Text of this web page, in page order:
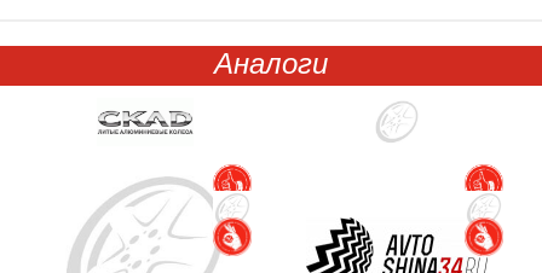
Аналоги